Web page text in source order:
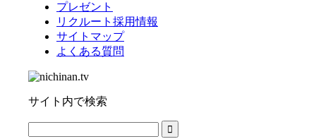
プレゼント
リクルート採用情報
サイトマップ
よくある質問
サイト内で検索